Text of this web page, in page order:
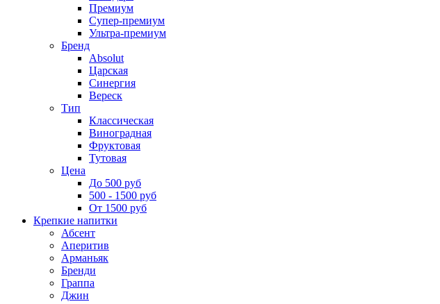
Премиум
Супер-премиум
Ультра-премиум
Бренд
Absolut
Царская
Синергия
Вереск
Тип
Классическая
Виноградная
Фруктовая
Тутовая
Цена
До 500 руб
500 - 1500 руб
От 1500 руб
Крепкие напитки
Абсент
Аперитив
Арманьяк
Бренди
Граппа
Джин